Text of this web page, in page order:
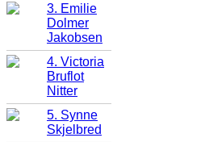
3. Emilie
Dolmer
Jakobsen
4. Victoria
Bruflot
Nitter
5. Synne
Skjelbred